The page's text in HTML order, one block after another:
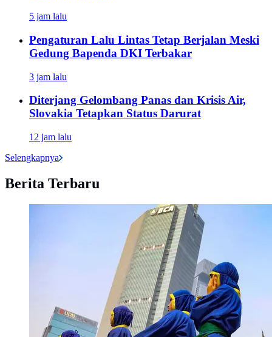
5 jam lalu
Pengaturan Lalu Lintas Tetap Berjalan Meski
Gedung Bapenda DKI Terbakar
3 jam lalu
Diterjang Gelombang Panas dan Krisis Air,
Slovakia Tetapkan Status Darurat
12 jam lalu
Selengkapnya
Berita Terbaru